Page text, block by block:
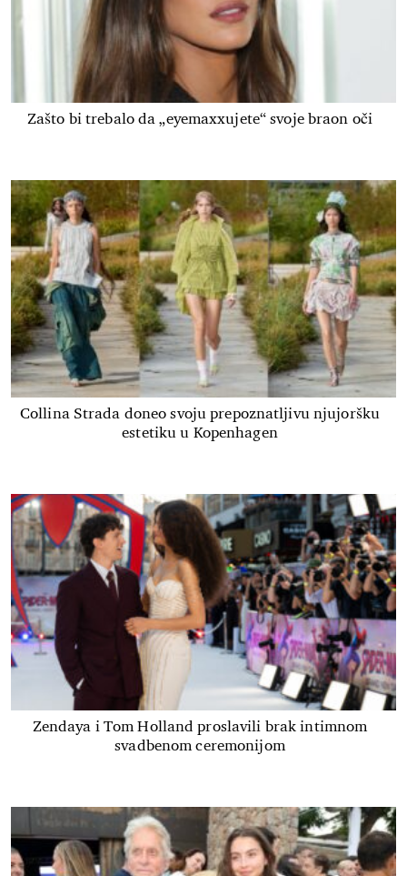
Zašto bi trebalo da „eyemaxxujete“ svoje braon oči
Collina Strada doneo svoju prepoznatljivu njujoršku
estetiku u Kopenhagen
Zendaya i Tom Holland proslavili brak intimnom
svadbenom ceremonijom